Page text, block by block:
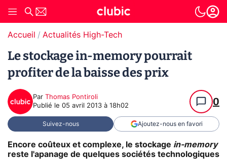
Accueil Actualités High-Tech
Le stockage in-memory pourrait
profiter de la baisse des prix
Par Thomas Pontiroli
Publié le 05 avril 2013 à 18h02 0
Suivez-nous Ajoutez-nous en favori
Encore coûteux et complexe, le stockage in-memory
reste l'apanage de quelques sociétés technologiques